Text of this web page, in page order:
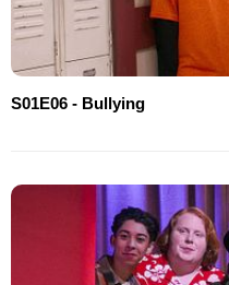
S01E06 - Bullying